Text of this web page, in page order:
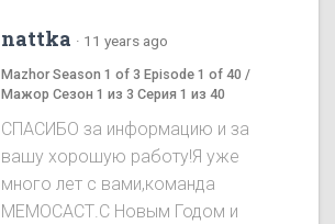
nattka · 11 years ago
Mazhor Season 1 of 3 Episode 1 of 40 /
Мажор Сезон 1 из 3 Серия 1 из 40
СПАСИБО за информацию и за
вашу хорошую работу!Я уже
много лет с вами,команда
МЕМОСАСТ.С Новым Годом и